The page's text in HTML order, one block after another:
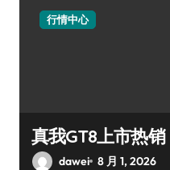
行情中心
真我GT8上市热
dawei 8 月 1, 2026